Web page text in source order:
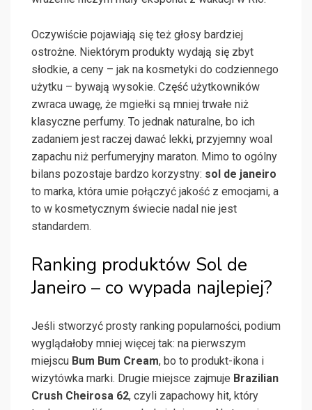
Oczywiście pojawiają się też głosy bardziej
ostrożne. Niektórym produkty wydają się zbyt
słodkie, a ceny – jak na kosmetyki do codziennego
użytku – bywają wysokie. Część użytkowników
zwraca uwagę, że mgiełki są mniej trwałe niż
klasyczne perfumy. To jednak naturalne, bo ich
zadaniem jest raczej dawać lekki, przyjemny woal
zapachu niż perfumeryjny maraton. Mimo to ogólny
bilans pozostaje bardzo korzystny: sol de janeiro
to marka, która umie połączyć jakość z emocjami, a
to w kosmetycznym świecie nadal nie jest
standardem.
Ranking produktów Sol de
Janeiro – co wypada najlepiej?
Jeśli stworzyć prosty ranking popularności, podium
wyglądałoby mniej więcej tak: na pierwszym
miejscu Bum Bum Cream, bo to produkt-ikona i
wizytówka marki. Drugie miejsce zajmuje Brazilian
Crush Cheirosa 62, czyli zapachowy hit, który